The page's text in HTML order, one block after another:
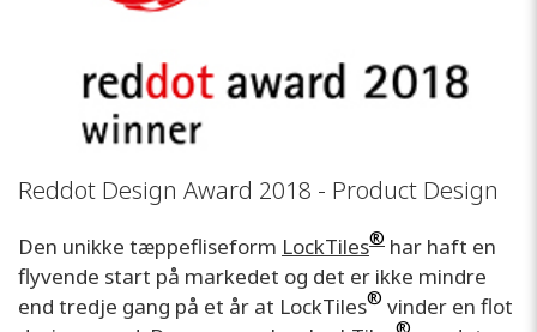
Reddot Design Award 2018 - Product Design
Den unikke tæppefliseform LockTiles® har haft en
flyvende start på markedet og det er ikke mindre
end tredje gang på et år at LockTiles® vinder en flot